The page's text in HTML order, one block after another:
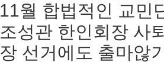
11월 합법적인 교민
조성관 한인회장 사
장 선거에도 출마않